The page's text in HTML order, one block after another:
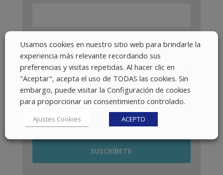
Pais *
Usamos cookies en nuestro sitio web para brindarle la
experiencia más relevante recordando sus
preferencias y visitas repetidas. Al hacer clic en
"Aceptar", acepta el uso de TODAS las cookies. Sin
embargo, puede visitar la Configuración de cookies
para proporcionar un consentimiento controlado.
Ajustes Cookies ACEPTO